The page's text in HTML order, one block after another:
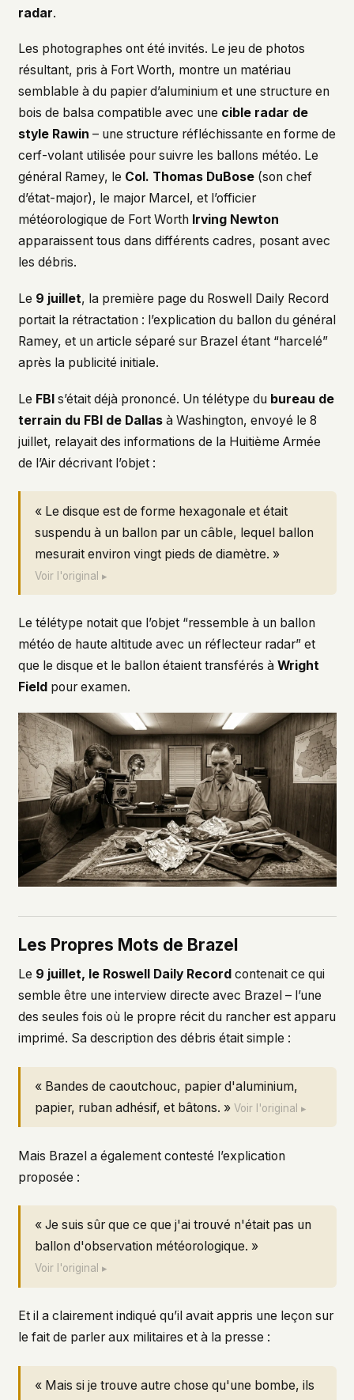
radar.
Les photographes ont été invités. Le jeu de photos
résultant, pris à Fort Worth, montre un matériau
semblable à du papier d’aluminium et une structure en
bois de balsa compatible avec une cible radar de
style Rawin – une structure réfléchissante en forme de
cerf-volant utilisée pour suivre les ballons météo. Le
général Ramey, le Col. Thomas DuBose(son chef
d’état-major), le major Marcel, et l’officier
météorologique de Fort Worth Irving Newton
apparaissent tous dans différents cadres, posant avec
les débris.
Le 9 juillet, la première page du Roswell Daily Record
portait la rétractation : l’explication du ballon du général
Ramey, et un article séparé sur Brazel étant “harcelé”
après la publicité initiale.
Le FBIs’était déjà prononcé. Un télétype du bureau de
terrain du FBI de Dallasà Washington, envoyé le 8
juillet, relayait des informations de la Huitième Armée
de l’Air décrivant l’objet :
« Le disque est de forme hexagonale et était
suspendu à un ballon par un câble, lequel ballon
mesurait environ vingt pieds de diamètre. »
Voir l'original ▸
Le télétype notait que l’objet “ressemble à un ballon
météo de haute altitude avec un réflecteur radar” et
que le disque et le ballon étaient transférés à Wright
Field pour examen.
Les Propres Mots de Brazel
Le 9 juillet, le Roswell Daily Recordcontenait ce qui
semble être une interview directe avec Brazel – l’une
des seules fois où le propre récit du rancher est apparu
imprimé. Sa description des débris était simple :
« Bandes de caoutchouc, papier d'aluminium,
papier, ruban adhésif, et bâtons. »Voir l'original ▸
Mais Brazel a également contesté l’explication
proposée :
« Je suis sûr que ce que j'ai trouvé n'était pas un
ballon d'observation météorologique. »
Voir l'original ▸
Et il a clairement indiqué qu’il avait appris une leçon sur
le fait de parler aux militaires et à la presse :
« Mais si je trouve autre chose qu'une bombe, ils